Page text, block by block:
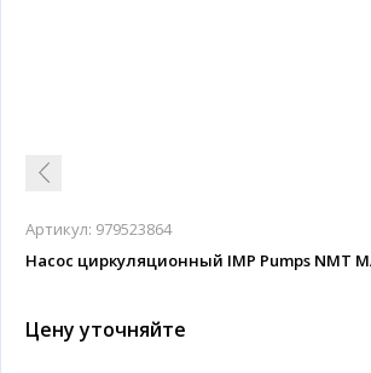
Артикул: 979523864
Насос циркуляционный IMP Pumps NMT
Цену уточняйте